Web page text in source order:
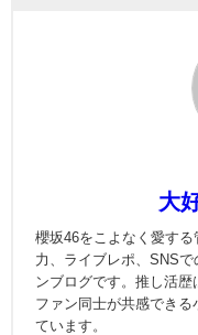
大
櫻坂46をこよなく愛す
力、ライブレポ、SNS
ンブログです。推し活歴
ファン同士が共感でき
ています。